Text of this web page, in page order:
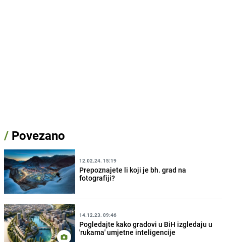
/ Povezano
12.02.24. 15:19
Prepoznajete li koji je bh. grad na
fotografiji?
14.12.23. 09:46
Pogledajte kako gradovi u BiH izgledaju u
'rukama' umjetne inteligencije